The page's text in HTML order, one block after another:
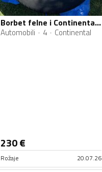
Borbet felne i Continental gume
Automobili 4 Continental
230€
Rožaje 20.07.26